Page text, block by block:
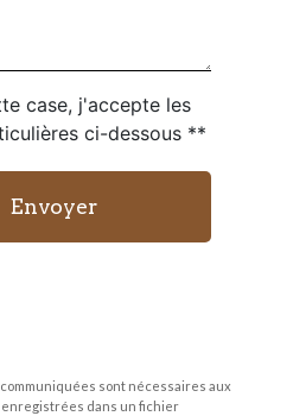
case, j'accepte les
ci-dessous **
Envoyer
sont nécessaires aux
dans un fichier